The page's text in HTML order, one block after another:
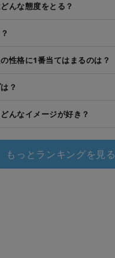
んな態度をとる？
性格に1番当てはまるのは？
？
んなイメージが好き？
もっとランキングを見る